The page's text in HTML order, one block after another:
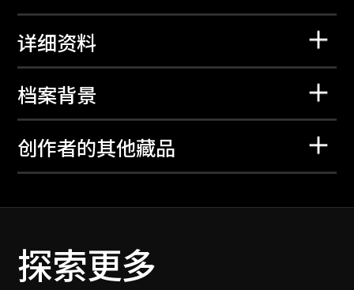
详细资料
档案背景
创作者的其他藏品
探索更多